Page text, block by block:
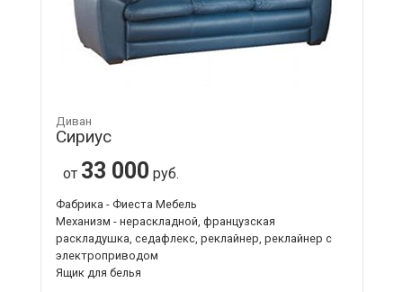
Диван
Сириус
от 33 000 руб.
Фабрика - Фиеста Мебель
Механизм - нераскладной, французская
раскладушка, седафлекс, реклайнер, реклайнер с
электроприводом
Ящик для белья